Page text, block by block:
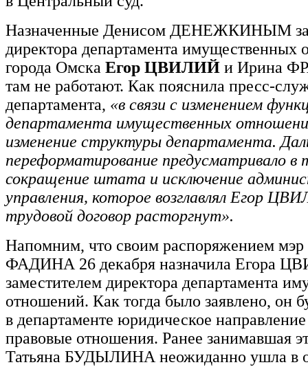
Назначенные Денисом ДЕНЕЖКИНЫМ
директора департамента имущественных
города Омска Егор ЦВИЛИЙ и Ирина
там не работают. Как пояснила пресс-
департамента, «в связи с изменением
департамента имущественных
изменение структуры департамента.
переформатирование предусматривало в
сокращение штата и исключение
управления, которое возглавлял Егор
трудовой договор расторгнут».
Напомним, что своим распоряжением мэр
ФАДИНА 26 декабря назначила Егора
заместителем директора департамента
отношений. Как тогда было заявлено, он
в департаменте юридическое
правовые отношения. Ранее занимавшая
Татьяна БУДЫЛИНА неожиданно ушла в